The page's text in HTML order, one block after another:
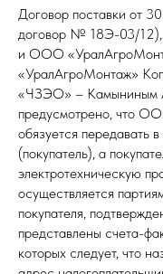
Договор поставки от
договор № 18Э-03/
и ООО
«УралАгроМонтаж»
«ЧЗЭО» – Камыниным
предусмотрено, что
обязуется
(покупатель), а
электротехническую
осуществляется
покупателя,
представлены счета-
которых следует, что